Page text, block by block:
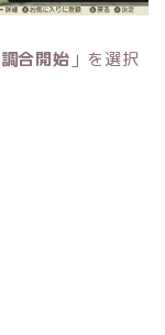
調合開始 」を選択